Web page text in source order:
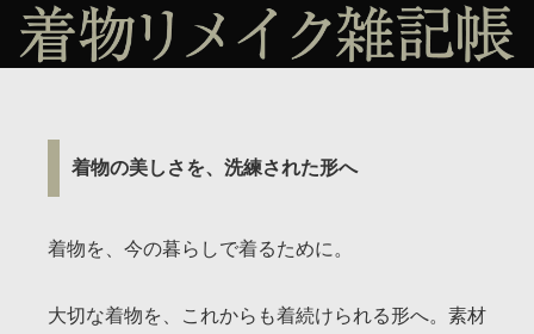
着物の美しさを、洗練された形へ
着物を、今の暮らしで着るために。
大切な着物を、これからも着続けられる形へ。素材